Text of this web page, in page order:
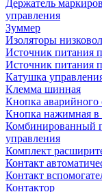
Держатель
управления
Зуммер
Изоляторы
Источник питания
Источник питания
Катушка
Клемма шинная
Кнопка аварийного
Кнопка нажимная в
Комбинированный
управления
Комплект
Контакт
Контакт
Контактор